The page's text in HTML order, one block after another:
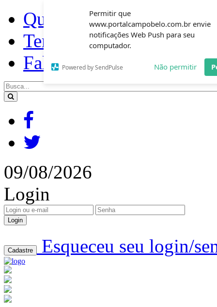
Permitir que
www.portalcampobelo.com.br envie
notificações Web Push para seu
computador.
Powered by SendPulse Não permitir
Quem somos
Termos de uso
Fale Conosco
09/08/2026
Login
Login
Cadastre Esqueceu seu login/